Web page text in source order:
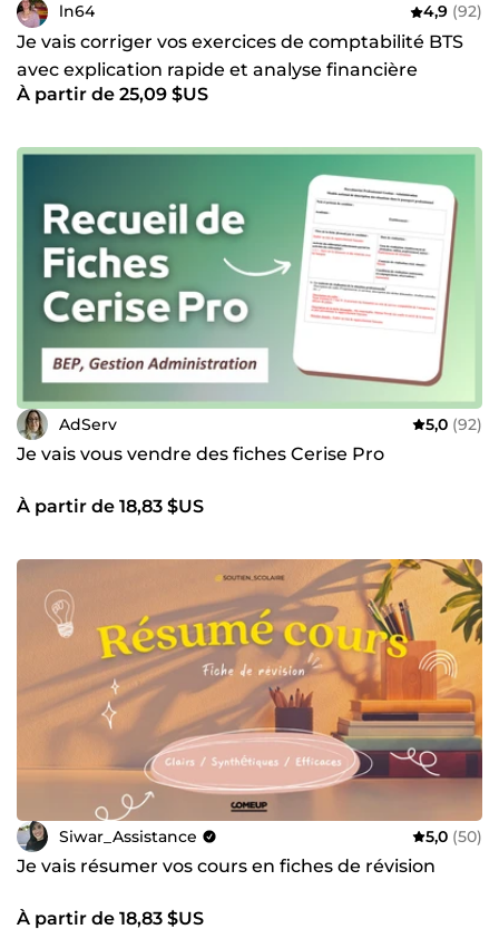
ln64 4,9 (92)
Je vais corriger vos exercices de comptabilité BTS
avec explication rapide et analyse financière
À partir de 25,09 $US
AdServ 5,0 (92)
Je vais vous vendre des fiches Cerise Pro
À partir de 18,83 $US
Siwar_Assistance 5,0 (50)
Je vais résumer vos cours en fiches de révision
À partir de 18,83 $US